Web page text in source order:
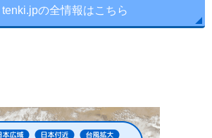
tenki.jpの全情報はこちら